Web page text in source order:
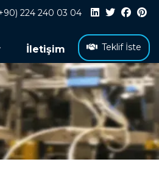
224 240 03 04
İletişim Teklif İste